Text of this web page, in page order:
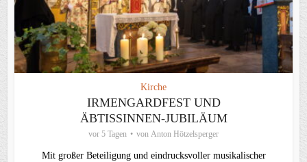
Kirche
IRMENGARDFEST UND
ÄBTISSINNEN-JUBILÄUM
vor 5 Tagen von Anton Hötzelsperger
Mit großer Beteiligung und eindrucksvoller musikalischer